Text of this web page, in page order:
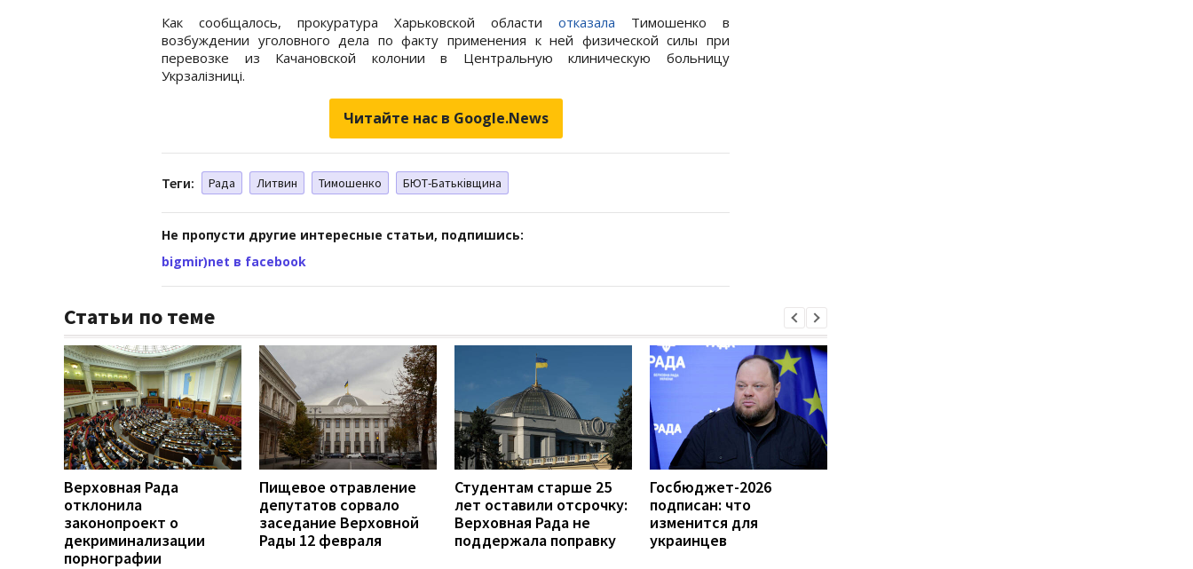
Как сообщалось, прокуратура Харьковской области отказала Тимошенко в
возбуждении уголовного дела по факту применения к ней физической силы при
перевозке из Качановской колонии в Центральную клиническую больницу
Укрзалізниці.
Читайте нас в Google.News
Теги: Рада Литвин Тимошенко БЮТ-Батьківщина
Не пропусти другие интересные статьи, подпишись:
bigmir)net в facebook
Статьи по теме
Верховная Рада
отклонила
законопроект о
декриминализации
порнографии
Пищевое отравление
депутатов сорвало
заседание Верховной
Рады 12 февраля
Студентам старше 25
лет оставили отсрочку:
Верховная Рада не
поддержала поправку
Госбюджет-2026
подписан: что
изменится для
украинцев